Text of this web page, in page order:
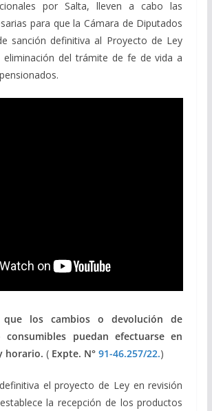
por Salta, lleven a cabo las
para que la Cámara de Diputados
sanción definitiva al Proyecto de Ley
eliminación del trámite de fe de vida a
que los cambios o devolución de
puedan efectuarse en
horario. ( Expte. N° 91-46.257/22.)
el proyecto de Ley en revisión
la recepción de los productos